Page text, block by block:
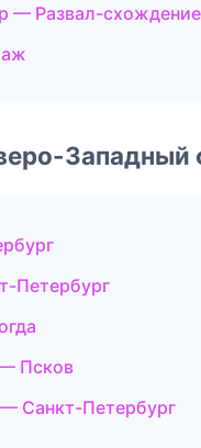
— Развал-схождение
Западный
Петербург
Псков
Санкт-Петербург